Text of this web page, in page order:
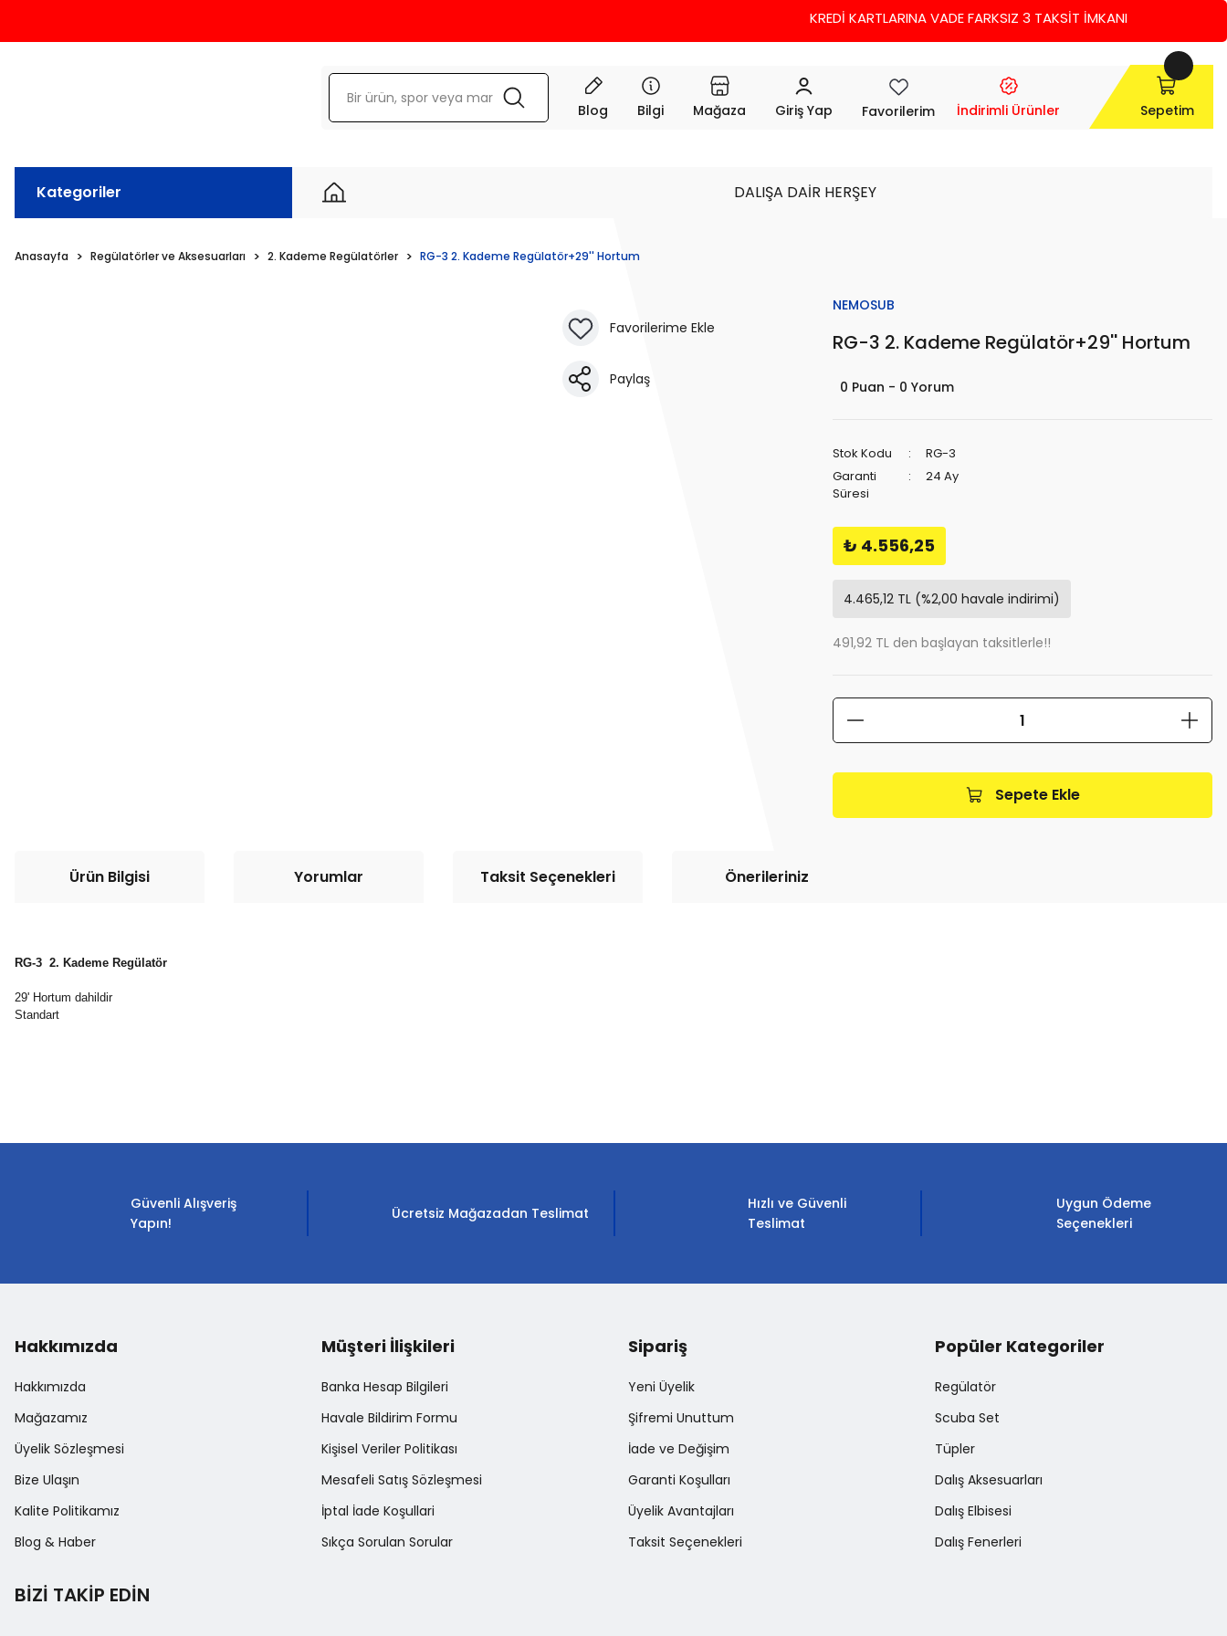
KREDİ KARTLARINA VADE FARKSIZ 3 TAKSİT İMKANI
Blog Bilgi Mağaza Giriş Yap Favorilerim İndirimli Ürünler Sepetim
Kategoriler DALIŞA DAİR HERŞEY
Anasayfa Regülatörler ve Aksesuarları 2. Kademe Regülatörler RG-3 2. Kademe Regülatör+29'' Hortum
Paylaş
NEMOSUB
RG-3 2. Kademe Regülatör+29'' Hortum
0 Puan - 0 Yorum
Stok Kodu
RG-3
Garanti
Süresi
24 Ay
₺ 4.556,25
4.465,12 TL (%2,00 havale indirimi)
491,92 TL den başlayan taksitlerle!!
Sepete Ekle
Ürün Bilgisi Yorumlar Taksit Seçenekleri Önerileriniz
RG-3 2. Kademe Regülatör
29' Hortum dahildir
Standart
Ürün bilgilerinde hatalar bulunuyor.
Ürün fiyatı diğer sitelerden daha pahalı.
Gönder
Güvenli Alışveriş
Yapın!
Ücretsiz Mağazadan Teslimat
Hızlı ve Güvenli
Teslimat
Uygun Ödeme
Seçenekleri
Hakkımızda
Hakkımızda
Mağazamız
Üyelik Sözleşmesi
Bize Ulaşın
Kalite Politikamız
Blog & Haber
Müşteri İlişkileri
Banka Hesap Bilgileri
Havale Bildirim Formu
Kişisel Veriler Politikası
Mesafeli Satış Sözleşmesi
İptal İade Koşullari
Sıkça Sorulan Sorular
Sipariş
Yeni Üyelik
Şifremi Unuttum
İade ve Değişim
Garanti Koşulları
Üyelik Avantajları
Taksit Seçenekleri
Popüler Kategoriler
Regülatör
Scuba Set
Tüpler
Dalış Aksesuarları
Dalış Elbisesi
Dalış Fenerleri
BİZİ TAKİP EDİN